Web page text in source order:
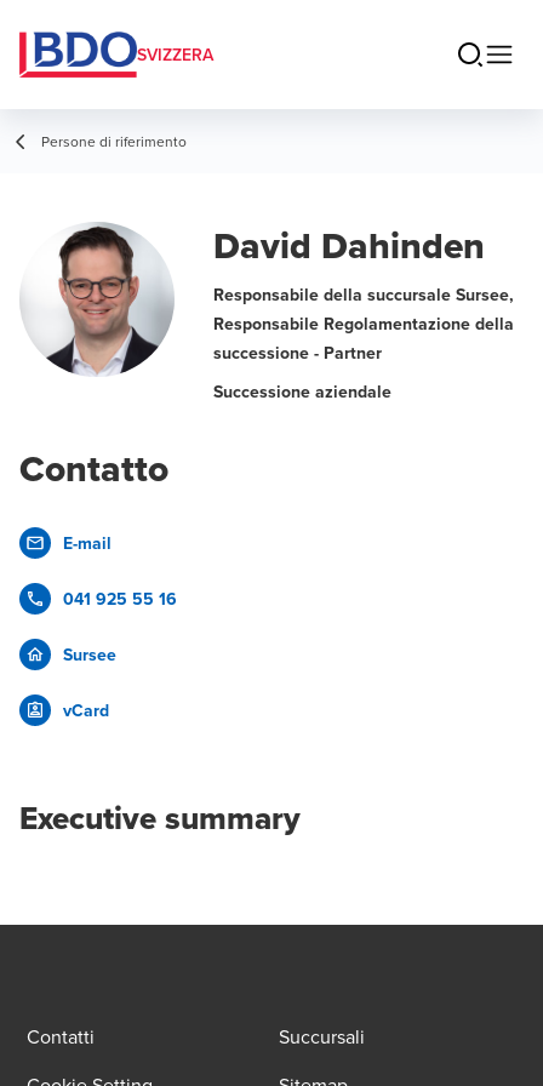
SVIZZERA
Persone di riferimento
David Dahinden
Responsabile della succursale Sursee,
Responsabile Regolamentazione della
successione - Partner
Successione aziendale
Contatto
E-mail
041 925 55 16
Sursee
vCard
Executive summary
Contatti
Succursali